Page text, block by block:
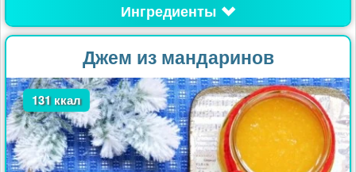
Ингредиенты
Джем из мандаринов
131 ккал